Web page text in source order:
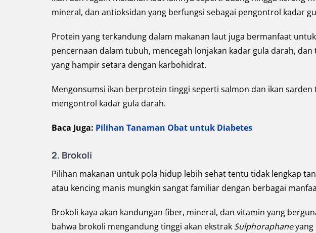
mineral, dan antioksidan yang berfungsi sebagai pengontrol kadar
Protein yang terkandung dalam makanan laut juga bermanfaat
pencernaan dalam tubuh, mencegah lonjakan kadar gula darah,
yang hampir setara dengan karbohidrat.
Mengonsumsi ikan berprotein tinggi seperti salmon dan ikan
mengontrol kadar gula darah.
Baca Juga: Pilihan Tanaman Obat untuk Diabetes
2. Brokoli
Pilihan makanan untuk pola hidup lebih sehat tentu tidak lengkap
atau kencing manis mungkin sangat familiar dengan berbagai
Brokoli kaya akan kandungan fiber, mineral, dan vitamin yang
bahwa brokoli mengandung tinggi akan ekstrak Sulphoraphaneyang